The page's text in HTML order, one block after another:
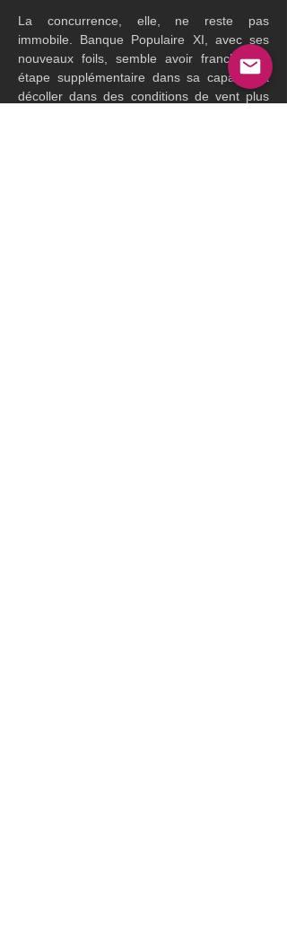
La concurrence, elle, ne reste pas
immobile. Banque Populaire XI, avec ses
nouveaux foils, semble avoir franchi une
étape supplémentaire dans sa capacité à
décoller dans des conditions de vent plus